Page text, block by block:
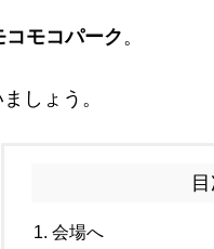
コモコパーク 。
しょう。
会場へ